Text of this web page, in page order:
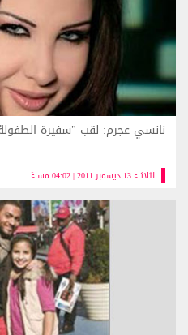
الثلاثاء 13 ديسمبر 2011 | 04:02 مساءً
نانسي عجرم: لقب "سفيرة